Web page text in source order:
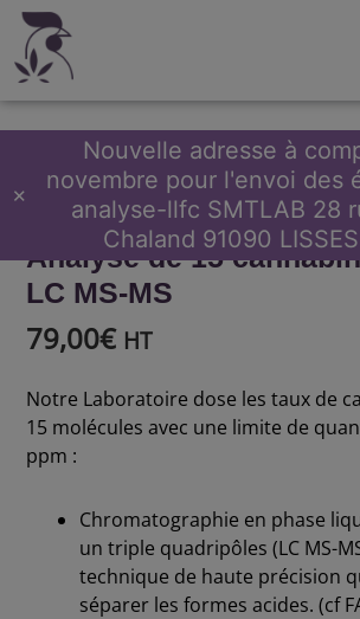
Aller
contenu
Accueil/Analyse /Cannabinoïdes /
cannabinoïdes en LC MS-MS
Analyse de 15
LC MS-MS
79,00€ HT
Notre Laboratoire dose les taux de
15 molécules avec une limite de
ppm :
Chromatographie en phase
un triple quadripôles (LC MS-
technique de haute précision
séparer les formes acides. (cf
quantité
de
15
cannabinoïdes
en
LC
MS
✕
Nouvelle adresse à
novembre pour l'envoi des
analyse-llfc SMTLAB 28
Chaland 91090